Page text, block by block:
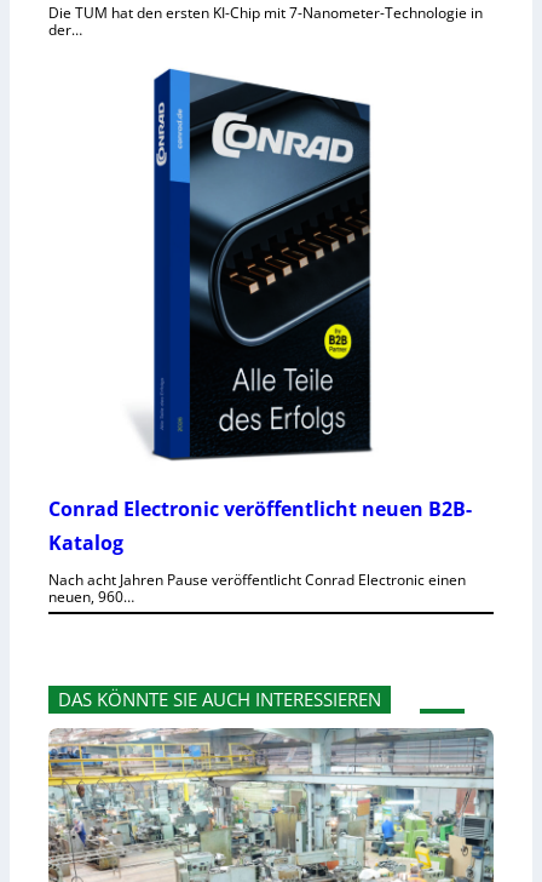
Die TUM hat den ersten KI-Chip mit 7-Nanometer-Technologie in
der…
Conrad Electronic veröffentlicht neuen B2B-
Katalog
Nach acht Jahren Pause veröffentlicht Conrad Electronic einen
neuen, 960…
DAS KÖNNTE SIE AUCH INTERESSIEREN